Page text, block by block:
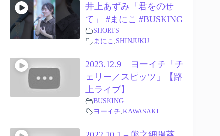
井上あずみ「君をのせ
て」 #まにこ #BUSKING
SHORTS
まにこ ,SHINJUKU
2023.12.9 – ヨーイチ「チ
ェリー／スピッツ」【路
上ライブ】
BUSKING
ヨーイチ,KAWASAKI